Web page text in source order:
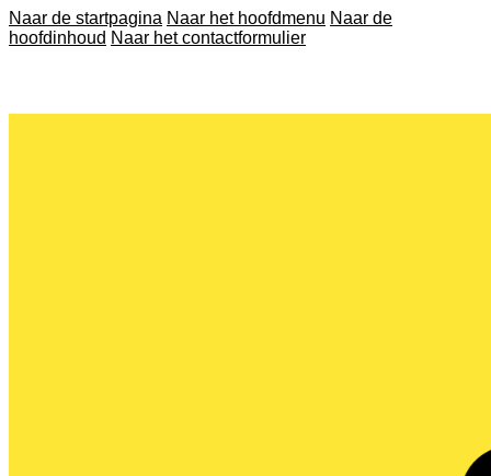
Naar de startpagina Naar het hoofdmenu Naar de
hoofdinhoud Naar het contactformulier